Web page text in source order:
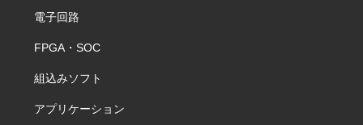
電子回路
FPGA・SOC
組込みソフト
アプリケーション